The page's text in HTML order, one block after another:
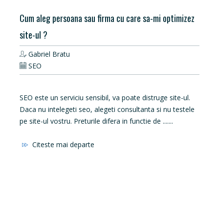
Cum aleg persoana sau firma cu care sa-mi optimizez
site-ul ?
Gabriel Bratu
SEO
SEO este un serviciu sensibil, va poate distruge site-ul.
Daca nu intelegeti seo, alegeti consultanta si nu testele
pe site-ul vostru. Preturile difera in functie de .......
Citeste mai departe